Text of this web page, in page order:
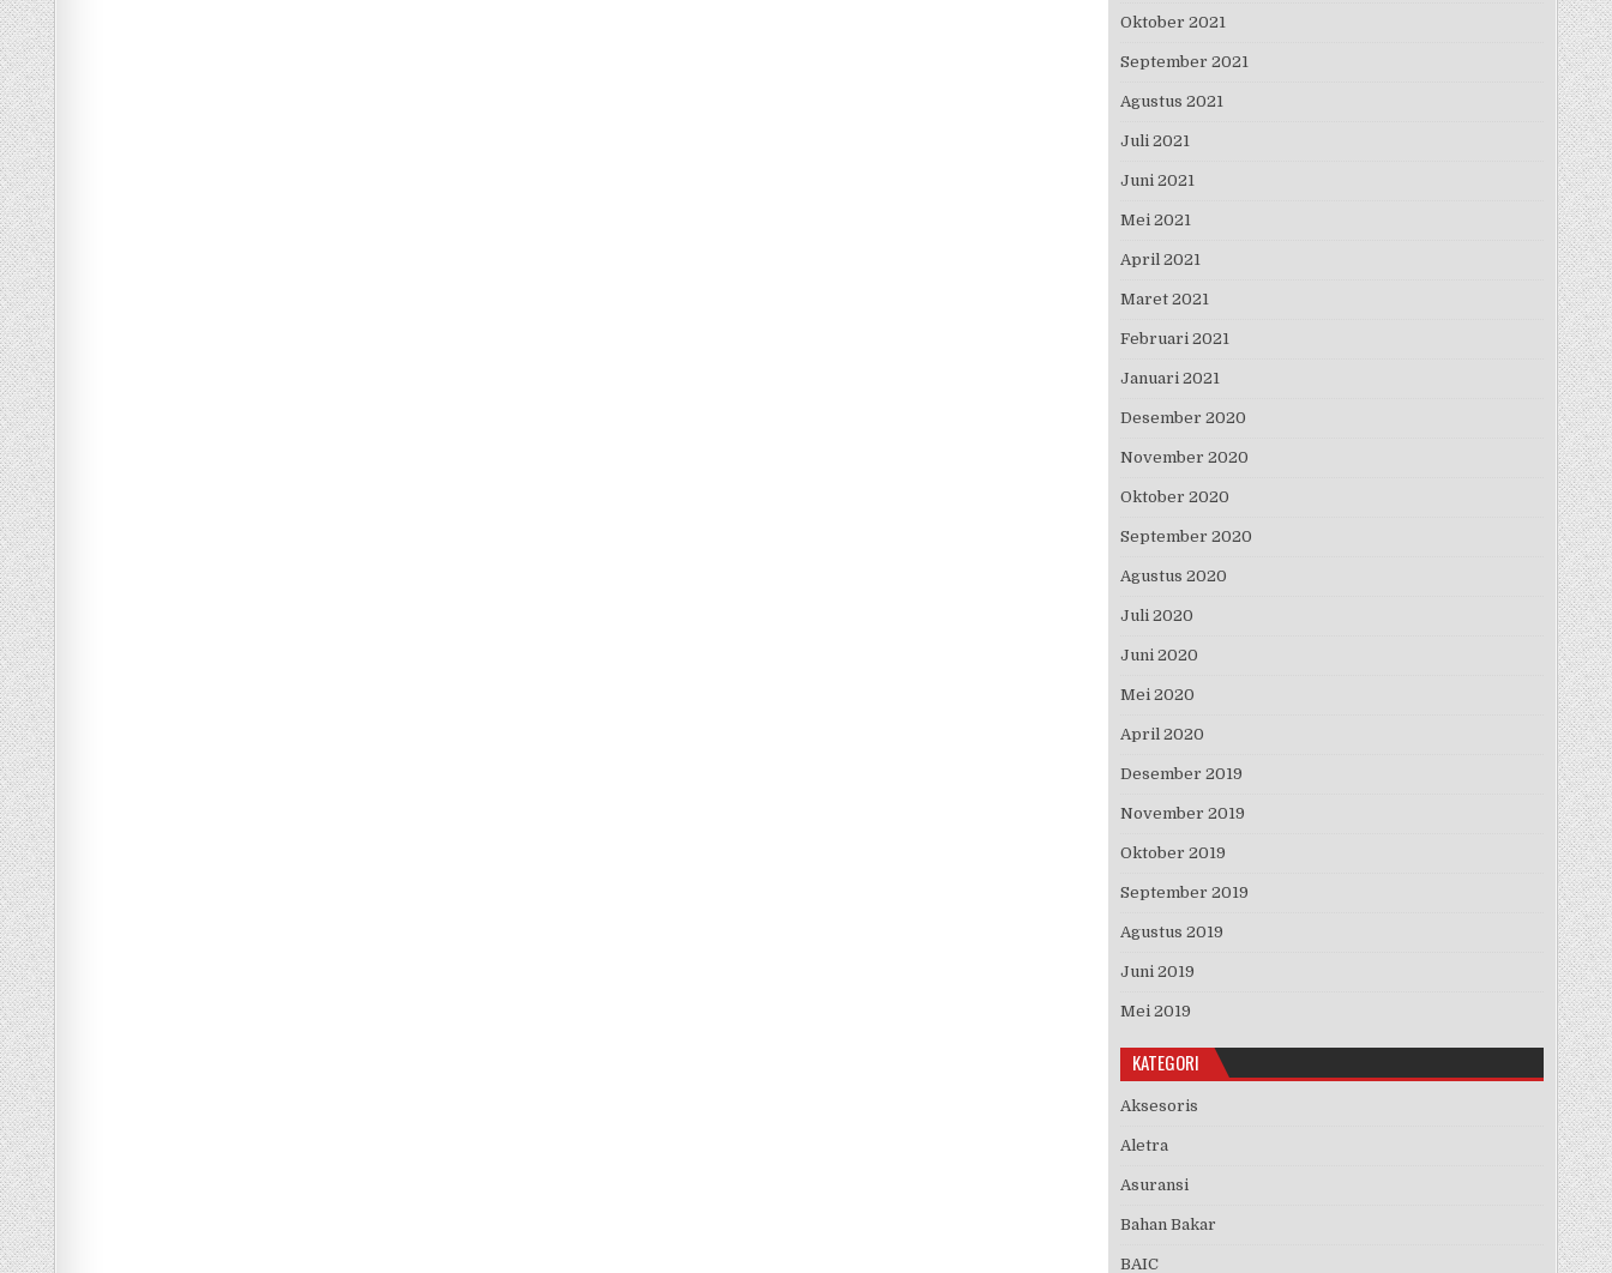
Oktober 2021
September 2021
Agustus 2021
Juli 2021
Juni 2021
Mei 2021
April 2021
Maret 2021
Februari 2021
Januari 2021
Desember 2020
November 2020
Oktober 2020
September 2020
Agustus 2020
Juli 2020
Juni 2020
Mei 2020
April 2020
Desember 2019
November 2019
Oktober 2019
September 2019
Agustus 2019
Juni 2019
Mei 2019
KATEGORI
Aksesoris
Aletra
Asuransi
Bahan Bakar
BAIC